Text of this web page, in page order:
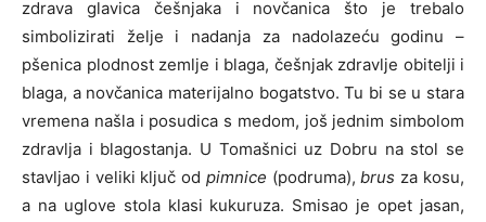
zdrava glavica češnjaka i novčanica što je trebalo
simbolizirati želje i nadanja za nadolazeću godinu –
pšenica plodnost zemlje i blaga, češnjak zdravlje obitelji i
blaga, a novčanica materijalno bogatstvo. Tu bi se u stara
vremena našla i posudica s medom, još jednim simbolom
zdravlja i blagostanja. U Tomašnici uz Dobru na stol se
stavljao i veliki ključ od pimnice (podruma),brus za kosu,
a na uglove stola klasi kukuruza. Smisao je opet jasan,